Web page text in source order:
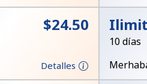
¡Hola!
⁦$24.50⁩
Detalles
10 días